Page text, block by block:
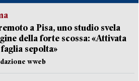
a Pisa, uno studio svela
della forte scossa: «Attivata
sepolta»
wweb